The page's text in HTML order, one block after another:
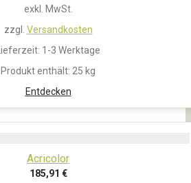
exkl. MwSt.
zzgl. Versandkosten
Lieferzeit: 1-3 Werktage
Produkt enthält: 25 kg
Entdecken
Acricolor
185,91 €